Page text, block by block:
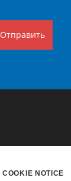
Отправить
COOKIE NOTICE